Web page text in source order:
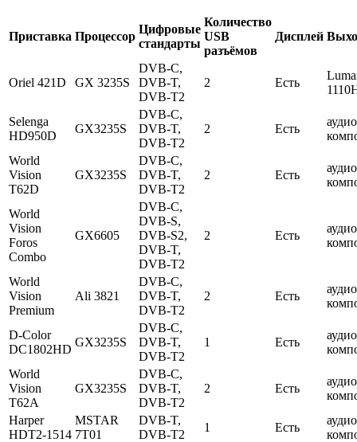
Приставка Процессор
Цифровые
стандарты
Количество
USB
разъёмов
Дисплей
Oriel 421D GX 3235S
DVB-C,
DVB-T,
DVB-T2
2 Есть
Selenga
HD950D
GX3235S
DVB-C,
DVB-T,
DVB-T2
2 Есть
World
Vision
T62D
GX3235S
DVB-C,
DVB-T,
DVB-T2
2 Есть
World
Vision
Foros
Combo
GX6605
DVB-C,
DVB-S,
DVB-S2,
DVB-T,
DVB-T2
2 Есть
World
Vision
Premium
Ali 3821
DVB-C,
DVB-T,
DVB-T2
2 Есть
D-Color
DC1802HD
GX3235S
DVB-C,
DVB-T,
DVB-T2
1 Есть
World
Vision
T62A
GX3235S
DVB-C,
DVB-T,
DVB-T2
2 Есть
Harper
HDT2-1514
MSTAR
7T01
DVB-T,
DVB-T2
1 Есть